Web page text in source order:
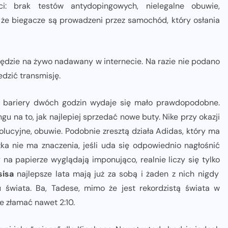
brak testów antydopingowych, nielegalne obuwie,
biegacze są prowadzeni przez samochód, który osłania
na żywo nadawany w internecie. Na razie nie podano
transmisję.
dwóch godzin wydaje się mało prawdopodobne.
na to, jak najlepiej sprzedać nowe buty. Nike przy okazji
obuwie. Podobnie zresztą działa Adidas, który ma
nie ma znaczenia, jeśli uda się odpowiednio nagłośnić
papierze wyglądają imponująco, realnie liczy się tylko
najlepsze lata mają już za sobą i żaden z nich nigdy
Ba, Tadese, mimo że jest rekordzistą świata w
złamać nawet 2:10.